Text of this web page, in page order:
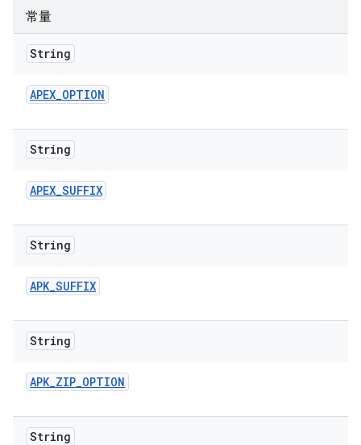
常量
String
APEX_OPTION
String
APEX_SUFFIX
String
APK_SUFFIX
String
APK_ZIP_OPTION
String